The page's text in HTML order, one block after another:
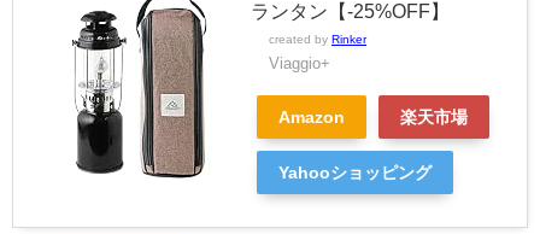
ランタン【-25%OFF】
created by Rinker
Viaggio+
Amazon 楽天市場
Yahooショッピング